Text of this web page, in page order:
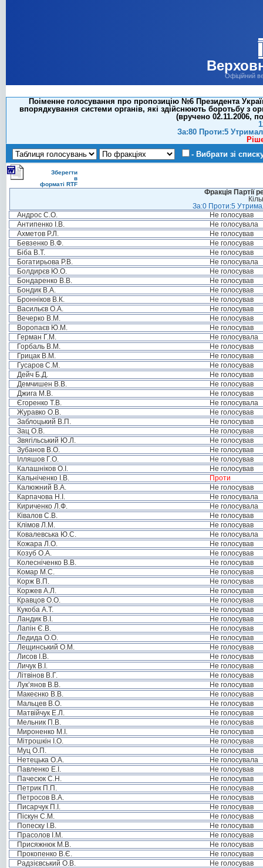
Офіційний
Поіменне голосування про пропозицію №6 Президента
впорядкування системи органів, які здійснюють боротьбу з
(вручено 02.11.2006,
За:80 Проти:5
- Вибрати зі
Зберегти
в
форматі RTF
Фракція Партії
За:0 Проти:5
Андрос С.О.
Не голосував
Антипенко І.В.
Не голосувала
Ахметов Р.Л.
Не голосував
Бевзенко В.Ф.
Не голосував
Біба В.Т.
Не голосував
Богатирьова Р.В.
Не голосувала
Болдирєв Ю.О.
Не голосував
Бондаренко В.В.
Не голосував
Бондик В.А.
Не голосував
Бронніков В.К.
Не голосував
Васильєв О.А.
Не голосував
Вечерко В.М.
Не голосував
Воропаєв Ю.М.
Не голосував
Герман Г.М.
Не голосувала
Горбаль В.М.
Не голосував
Грицак В.М.
Не голосував
Гусаров С.М.
Не голосував
Дейч Б.Д.
Не голосував
Демчишен В.В.
Не голосував
Джига М.В.
Не голосував
Єгоренко Т.В.
Не голосувала
Журавко О.В.
Не голосував
Заблоцький В.П.
Не голосував
Зац О.В.
Не голосував
Звягільський Ю.Л.
Не голосував
Зубанов В.О.
Не голосував
Ілляшов Г.О.
Не голосував
Калашніков О.І.
Не голосував
Кальніченко І.В.
Проти
Калюжний В.А.
Не голосував
Карпачова Н.І.
Не голосувала
Кириченко Л.Ф.
Не голосувала
Ківалов С.В.
Не голосував
Клімов Л.М.
Не голосував
Ковалевська Ю.С.
Не голосувала
Кожара Л.О.
Не голосував
Козуб О.А.
Не голосував
Колесніченко В.В.
Не голосував
Комар М.С.
Не голосував
Корж В.П.
Не голосував
Коржев А.Л.
Не голосував
Кравцов О.О.
Не голосував
Кукоба А.Т.
Не голосував
Ландик В.І.
Не голосував
Лапін Є.В.
Не голосував
Ледида О.О.
Не голосував
Лещинський О.М.
Не голосував
Лисов І.В.
Не голосував
Личук В.І.
Не голосував
Літвінов В.Г.
Не голосував
Лук’янов В.В.
Не голосував
Макеєнко В.В.
Не голосував
Мальцев В.О.
Не голосував
Матвійчук Е.Л.
Не голосував
Мельник П.В.
Не голосував
Мироненко М.І.
Не голосував
Мітрошкін І.О.
Не голосував
Муц О.П.
Не голосував
Нетецька О.А.
Не голосувала
Павленко Е.І.
Не голосував
Пачесюк С.Н.
Не голосував
Петрик П.П.
Не голосував
Петросов В.А.
Не голосував
Писарчук П.І.
Не голосував
Піскун С.М.
Не голосував
Попеску І.В.
Не голосував
Прасолов І.М.
Не голосував
Присяжнюк М.В.
Не голосував
Прокопенко В.Є.
Не голосував
Радзієвський О.В.
Не голосував